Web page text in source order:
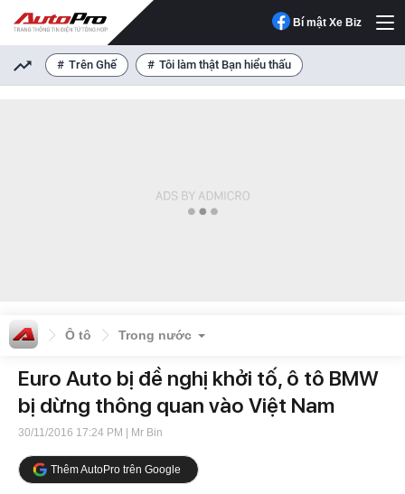
Bí mật Xe Biz
Trên Ghế Tôi làm thật Bạn hiểu thấu
Ô tô Trong nước
Euro Auto bị đề nghị khởi tố, ô tô BMW
bị dừng thông quan vào Việt Nam
30/11/2016 17:24 PM | Mr Bin
Thêm AutoPro trên Google